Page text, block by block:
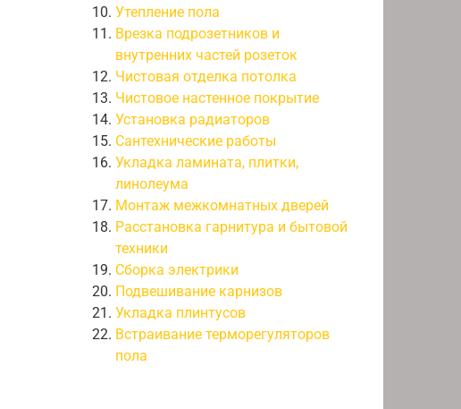
Утепление пола
Врезка подрозетников и
внутренних частей розеток
Чистовая отделка потолка
Чистовое настенное покрытие
Установка радиаторов
Сантехнические работы
Укладка ламината, плитки,
линолеума
Монтаж межкомнатных дверей
Расстановка гарнитура и бытовой
техники
Сборка электрики
Подвешивание карнизов
Укладка плинтусов
Встраивание терморегуляторов
пола